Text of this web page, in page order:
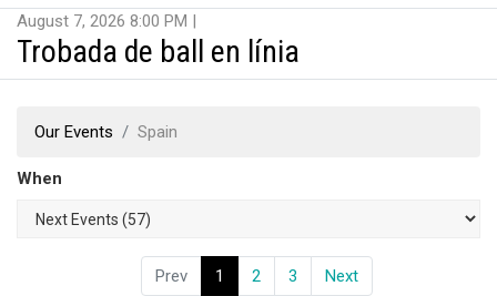
August 7, 2026 8:00 PM
Trobada de ball en línia
Our Events Spain
When
Prev 1 2 3 Next